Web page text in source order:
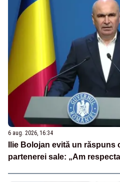
6 aug. 2026, 16:34
Ilie Bolojan evită un răspuns
partenerei sale: „Am